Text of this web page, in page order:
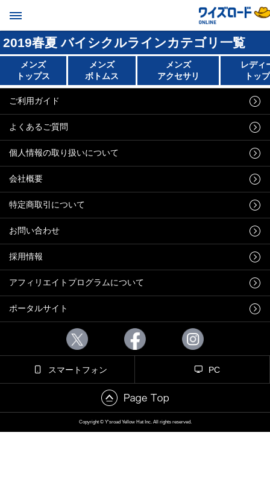
2019春夏 バイシクルラインカテゴリ一覧
メンズ
トップス
メンズ
ボトムス
メンズ
アクセサリ
レディ
トッ
ご利用ガイド
よくあるご質問
個人情報の取り扱いについて
会社概要
特定商取引について
お問い合わせ
採用情報
アフィリエイトプログラムについて
ポータルサイト
スマートフォン PC
Copyright © Y'sroad Yellow Hat Inc. All rights reserved.